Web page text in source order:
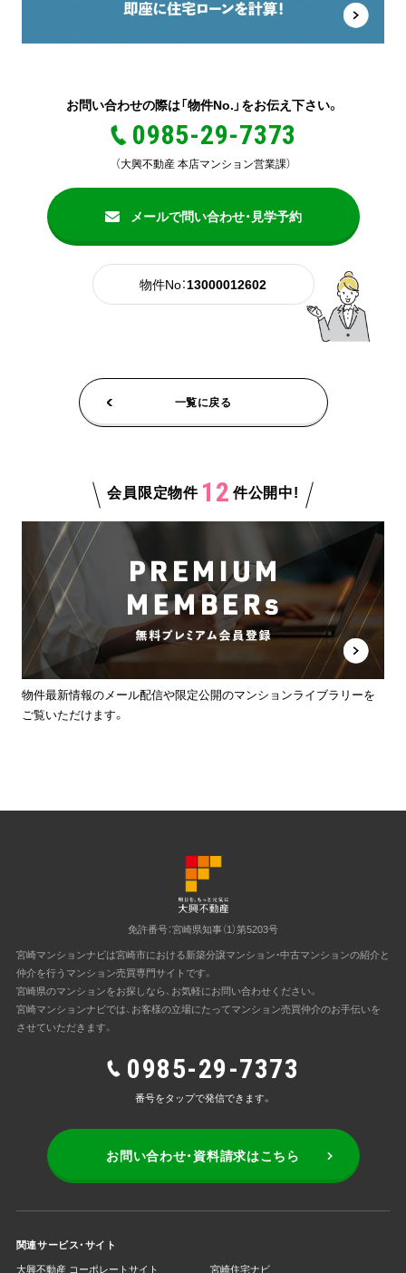
お問い合わせの際は「物件No.」をお伝え下さい。
0985-29-7373
（大興不動産 本店マンション営業課）
メールで問い合わせ・見学予約
物件No：13000012602
一覧に戻る
会員限定物件 12 件公開中!
物件最新情報のメール配信や限定公開のマンションライブラリーを
ご覧いただけます。
免許番号：宮崎県知事（1）第5203号
宮崎マンションナビは宮崎市における新築分譲マンション・中古マンションの紹介と
仲介を行うマンション売買専門サイトです。
宮崎県のマンションをお探しなら、お気軽にお問い合わせください。
宮崎マンションナビでは、お客様の立場にたってマンション売買仲介のお手伝いを
させていただきます。
0985-29-7373
番号をタップで発信できます。
お問い合わせ・資料請求はこちら
関連サービス・サイト
大興不動産 コーポレートサイト 宮崎住宅ナビ